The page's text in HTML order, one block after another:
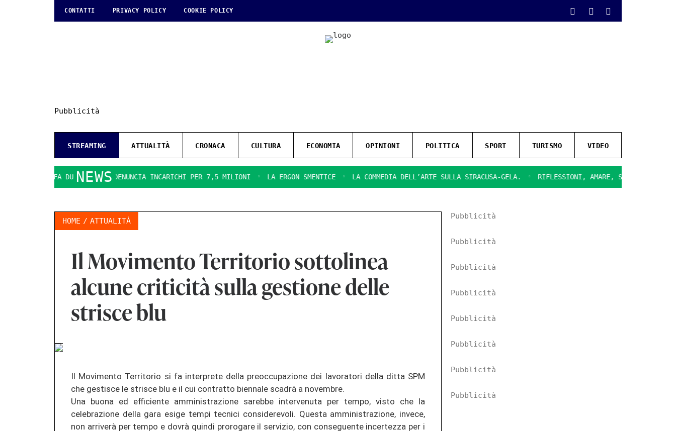
CONTATTI PRIVACY POLICY COOKIE POLICY
Pubblicità
STREAMING ATTUALITÀ CRONACA CULTURA ECONOMIA OPINIONI POLITICA SPORT TURISMO VIDEO
NEWS
SI FA DURO. IL PD DENUNCIA INCARICHI PER 7,5 MILIONI LA ERGON SMENTICE LA COMMEDIA DELL’ARTE SULLA SIRACUSA-GELA. RIFLESSIONI, AMARE, SULLA CHIUSURA DEL
HOME ATTUALITÀ
Il Movimento Territorio sottolinea
alcune criticità sulla gestione delle
strisce blu
Il Movimento Territorio si fa interprete della preoccupazione dei lavoratori della ditta SPM
che gestisce le strisce blu e il cui contratto biennale scadrà a novembre.
Una buona ed efficiente amministrazione sarebbe intervenuta per tempo, visto che la
celebrazione della gara esige tempi tecnici considerevoli. Questa amministrazione, invece,
non arriverà per tempo e dovrà quindi prorogare il servizio, con conseguente incertezza per i
Pubblicità
Pubblicità
Pubblicità
Pubblicità
Pubblicità
Pubblicità
Pubblicità
Pubblicità